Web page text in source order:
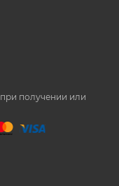
при получении или